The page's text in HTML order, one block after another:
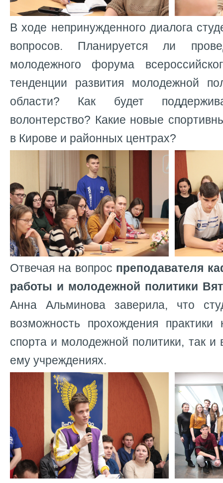
В ходе непринужденного диалога
вопросов. Планируется ли
молодежного форума
тенденции развития молодежной
области? Как будет
волонтерство? Какие новые
в Кирове и районных центрах?
Отвечая на вопрос преподавателя
работы и молодежной политики
Анна Альминова заверила, что
возможность прохождения практики
спорта и молодежной политики, так и
ему учреждениях.